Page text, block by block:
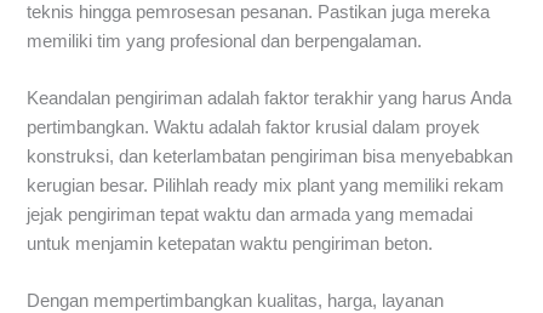
teknis hingga pemrosesan pesanan. Pastikan juga mereka
memiliki tim yang profesional dan berpengalaman.
Keandalan pengiriman adalah faktor terakhir yang harus Anda
pertimbangkan. Waktu adalah faktor krusial dalam proyek
konstruksi, dan keterlambatan pengiriman bisa menyebabkan
kerugian besar. Pilihlah ready mix plant yang memiliki rekam
jejak pengiriman tepat waktu dan armada yang memadai
untuk menjamin ketepatan waktu pengiriman beton.
Dengan mempertimbangkan kualitas, harga, layanan